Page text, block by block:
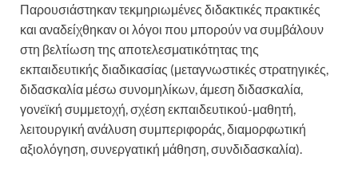
Παρουσιάστηκαν τεκμηριωμένες διδακτικές πρακτικές
και αναδείχθηκαν οι λόγοι που μπορούν να συμβάλουν
στη βελτίωση της αποτελεσματικότητας της
εκπαιδευτικής διαδικασίας (μεταγνωστικές στρατηγικές,
διδασκαλία μέσω συνομηλίκων, άμεση διδασκαλία,
γονεϊκή συμμετοχή, σχέση εκπαιδευτικού-μαθητή,
λειτουργική ανάλυση συμπεριφοράς, διαμορφωτική
αξιολόγηση, συνεργατική μάθηση, συνδιδασκαλία).